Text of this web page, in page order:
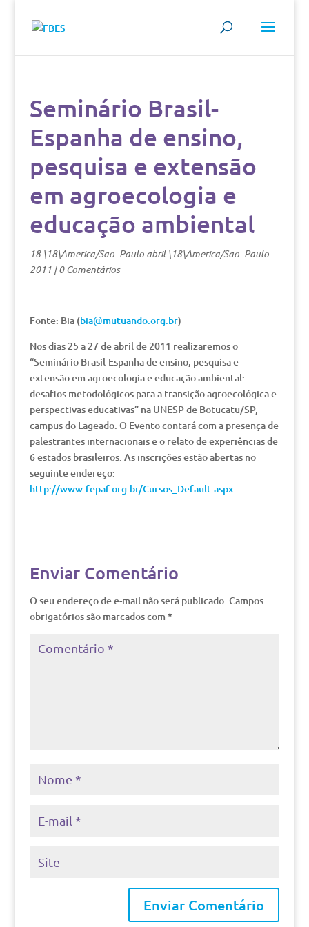
Seminário Brasil-
Espanha de ensino,
pesquisa e extensão
em agroecologia e
educação ambiental
18 \18\America/Sao_Paulo abril \18\America/Sao_Paulo
2011|0 Comentários
Fonte: Bia (bia@mutuando.org.br)
Nos dias 25 a 27 de abril de 2011 realizaremos o
“Seminário Brasil-Espanha de ensino, pesquisa e
extensão em agroecologia e educação ambiental:
desafios metodológicos para a transição agroecológica e
perspectivas educativas” na UNESP de Botucatu/SP,
campus do Lageado. O Evento contará com a presença de
palestrantes internacionais e o relato de experiências de
6 estados brasileiros. As inscrições estão abertas no
seguinte endereço:
http://www.fepaf.org.br/Cursos_Default.aspx
Enviar Comentário
O seu endereço de e-mail não será publicado. Campos
obrigatórios são marcados com *